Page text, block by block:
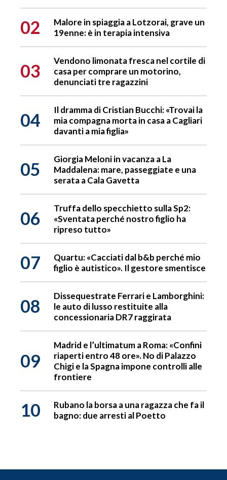
02
Malore in spiaggia a Lotzorai, grave un
19enne: è in terapia intensiva
03
Vendono limonata fresca nel cortile di
casa per comprare un motorino,
denunciati tre ragazzini
04
Il dramma di Cristian Bucchi: «Trovai la
mia compagna morta in casa a Cagliari
davanti a mia figlia»
05
Giorgia Meloni in vacanza a La
Maddalena: mare, passeggiate e una
serata a Cala Gavetta
06
Truffa dello specchietto sulla Sp2:
«Sventata perché nostro figlio ha
ripreso tutto»
07
Quartu: «Cacciati dal b&b perché mio
figlio è autistico». Il gestore smentisce
08
Dissequestrate Ferrari e Lamborghini:
le auto di lusso restituite alla
concessionaria DR7 raggirata
09
Madrid e l’ultimatum a Roma: «Confini
riaperti entro 48 ore». No di Palazzo
Chigi e la Spagna impone controlli alle
frontiere
10
Rubano la borsa a una ragazza che fa il
bagno: due arresti al Poetto